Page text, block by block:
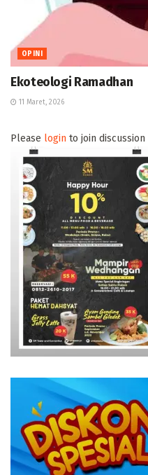
OPINI
Ekoteologi Ramadhan
11 Maret, 2026
Please login to join discussion